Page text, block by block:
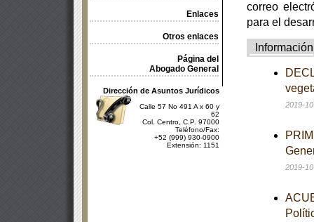
Enlaces
Otros enlaces
Página del
Abogado General
Dirección de Asuntos Jurídicos
Calle 57 No 491 A x 60 y
62
Col. Centro, C.P. 97000
Teléfono/Fax:
+52 (999) 930-0900
Extensión: 1151
correo
para el
Información
2019-
2019-